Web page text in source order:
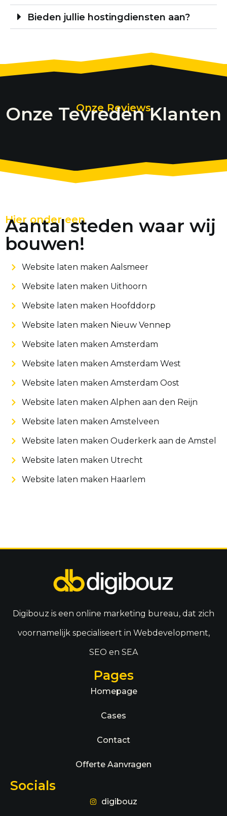
Bieden jullie hostingdiensten aan?
Onze Reviews
Onze Tevreden Klanten
Hier onder een
Aantal steden waar wij
bouwen!
Website laten maken Aalsmeer
Website laten maken Uithoorn
Website laten maken Hoofddorp
Website laten maken Nieuw Vennep
Website laten maken Amsterdam
Website laten maken Amsterdam West
Website laten maken Amsterdam Oost
Website laten maken Alphen aan den Reijn
Website laten maken Amstelveen
Website laten maken Ouderkerk aan de Amstel
Website laten maken Utrecht
Website laten maken Haarlem
Digibouz is een online marketing bureau, dat zich
voornamelijk specialiseert in Webdevelopment,
SEO en SEA
Pages
Homepage
Cases
Contact
Offerte Aanvragen
Socials
digibouz